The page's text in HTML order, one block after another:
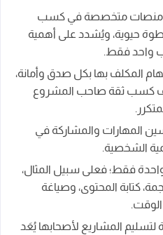
منصات متخصصة في كسب
حيوية، ويُشدد على أهمية
واحد فقط.
المكلف بها بكل صدق وأمانة،
كسب ثقة صاحب المشروع
المهارات والمشاركة في
الشخصية.
فقط؛ فعلى سبيل المثال،
كتابة المحتوى، وصياغة
لتسليم المشاريع لأصحابها يُعَد